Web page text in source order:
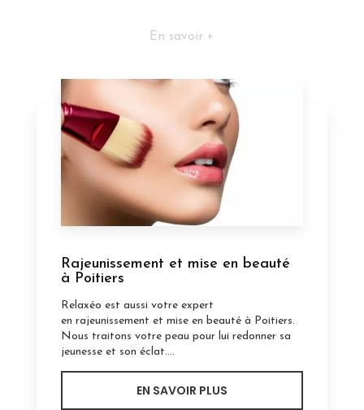
En savoir +
Rajeunissement et mise en beauté
à Poitiers
Relaxéo est aussi votre expert
en rajeunissement et mise en beauté à Poitiers.
Nous traitons votre peau pour lui redonner sa
jeunesse et son éclat....
EN SAVOIR PLUS